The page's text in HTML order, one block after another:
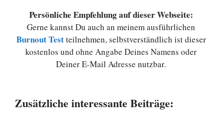
Persönliche Empfehlung auf dieser Webseite:
Gerne kannst Du auch an meinem ausführlichen
Burnout Testteilnehmen, selbstverständlich ist dieser
kostenlos und ohne Angabe Deines Namens oder
Deiner E-Mail Adresse nutzbar.
Zusätzliche interessante Beiträge: